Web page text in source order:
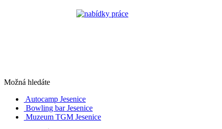
Možná hledáte
Autocamp Jesenice
Bowling bar Jesenice
Muzeum TGM Jesenice